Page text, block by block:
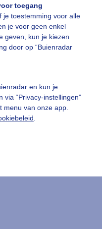
toegang
je toestemming voor alle
je voor geen enkel
geven, kun je kiezen
door op “Buienradar
en kun je
“Privacy-instellingen”
menu van onze app.
Mijn weer